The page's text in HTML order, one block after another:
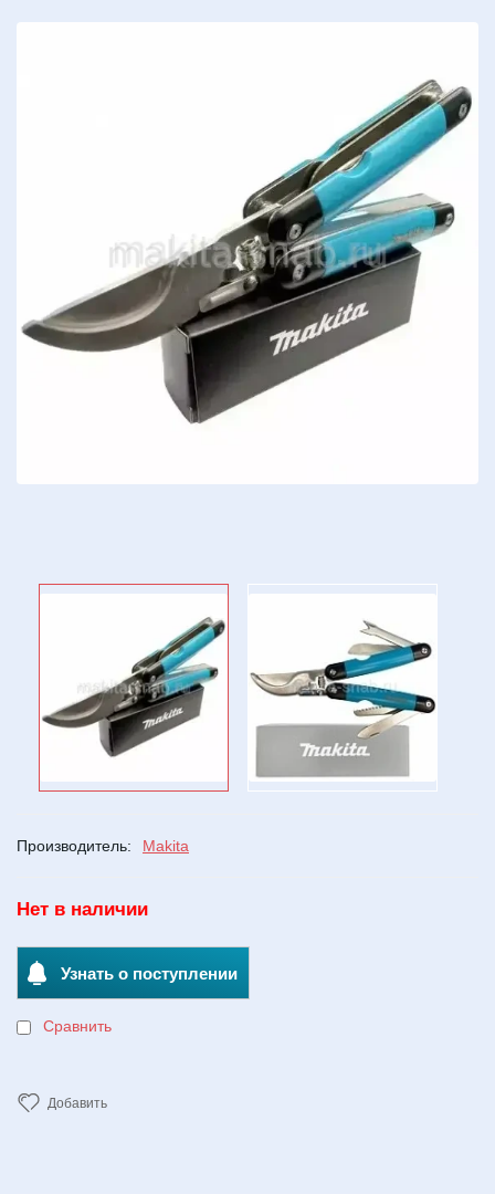
Нет в наличии
Узнать о поступлении
Сравнить
Добавить
Производитель: Makita